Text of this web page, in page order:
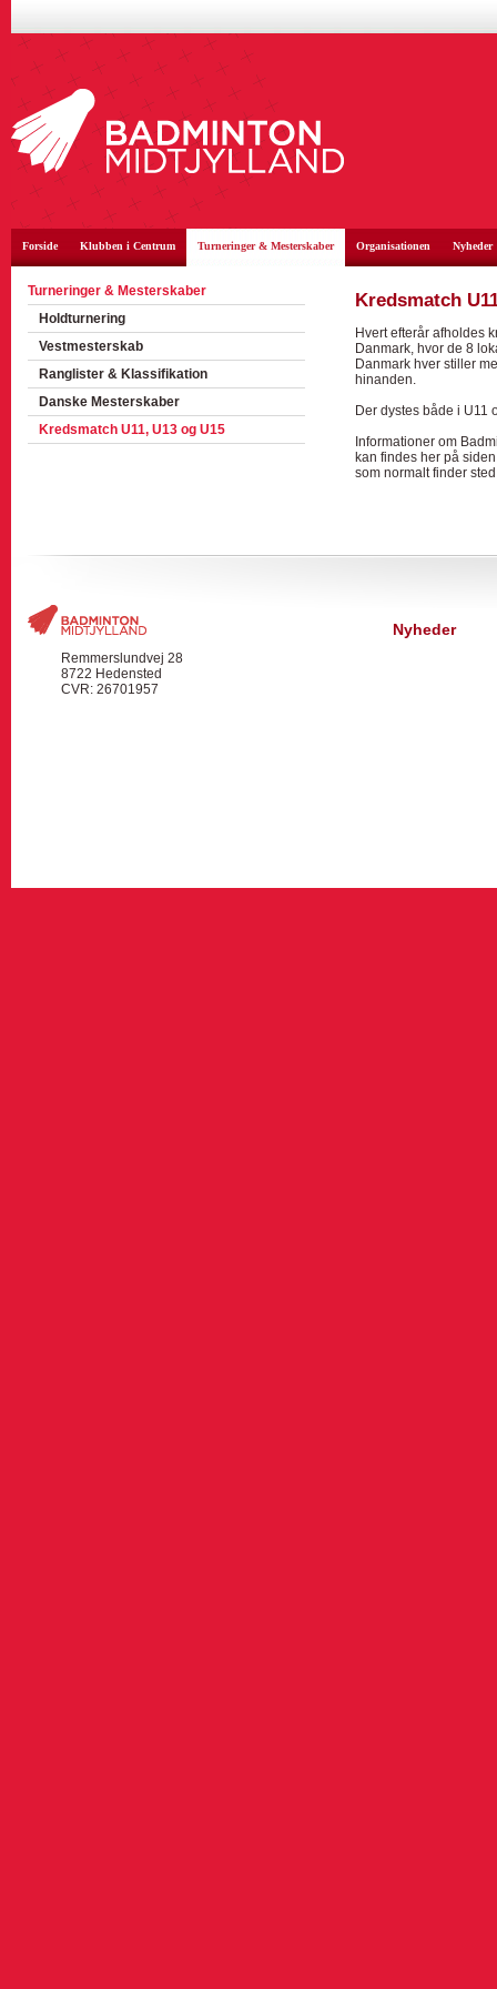
Forside Klubben i Centrum Turneringer & Mesterskaber Organisationen Nyheder
Turneringer & Mesterskaber
Holdturnering
Vestmesterskab
Ranglister & Klassifikation
Danske Mesterskaber
Kredsmatch U11, U13 og U15
Kredsmatch
Hvert efterår afholdes
Danmark, hvor de 8
Danmark hver stiller
hinanden.
Der dystes både i U11
Informationer om
kan findes her på
som normalt finder
Remmerslundvej 28
8722 Hedensted
CVR: 26701957
Nyheder